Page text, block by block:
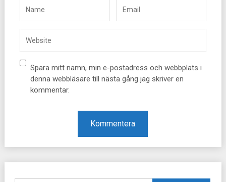
Spara mitt namn, min e-postadress och webbplats i
denna webbläsare till nästa gång jag skriver en
kommentar.